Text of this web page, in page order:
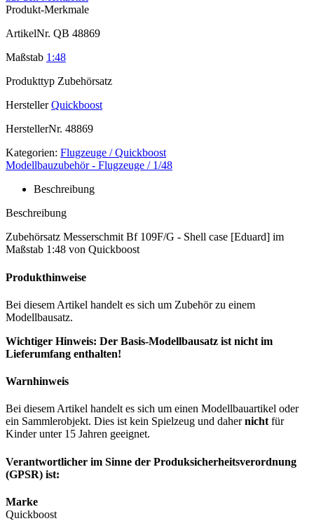
Produkt-Merkmale
ArtikelNr. QB 48869
Maßstab 1:48
Produkttyp Zubehörsatz
Hersteller Quickboost
HerstellerNr. 48869
Kategorien: Flugzeuge / Quickboost
Modellbauzubehör - Flugzeuge / 1/48
Beschreibung
Beschreibung
Zubehörsatz Messerschmit Bf 109F/G - Shell case [Eduard] im
Maßstab 1:48 von Quickboost
Produkthinweise
Bei diesem Artikel handelt es sich um Zubehör zu einem
Modellbausatz.
Wichtiger Hinweis: Der Basis-Modellbausatz ist nicht im
Lieferumfang enthalten!
Warnhinweis
Bei diesem Artikel handelt es sich um einen Modellbauartikel oder
ein Sammlerobjekt. Dies ist kein Spielzeug und dahernicht für
Kinder unter 15 Jahren geeignet.
Verantwortlicher im Sinne der Produksicherheitsverordnung
(GPSR) ist:
Marke
Quickboost